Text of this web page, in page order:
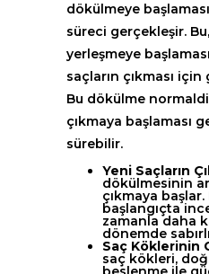
dökülmeye
süreci gerçekleşir.
yerleşmeye
saçların çıkması
Bu dökülme
çıkmaya başlaması
sürebilir.
Yeni Saçların
dökülmesinin
çıkmaya
başlangıçta
zamanla daha
dönemde
Saç Köklerinin
saç kökleri,